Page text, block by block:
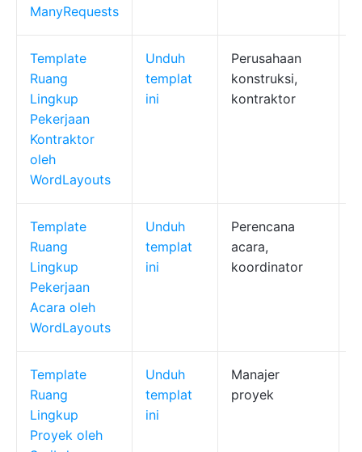
ManyRequests
Template
Ruang
Lingkup
Pekerjaan
Kontraktor
oleh
WordLayouts
Unduh
templat
ini
Perusahaan
konstruksi,
kontraktor
Template
Ruang
Lingkup
Pekerjaan
Acara oleh
WordLayouts
Unduh
templat
ini
Perencana
acara,
koordinator
Template
Ruang
Lingkup
Proyek oleh
Unduh
templat
ini
Manajer
proyek